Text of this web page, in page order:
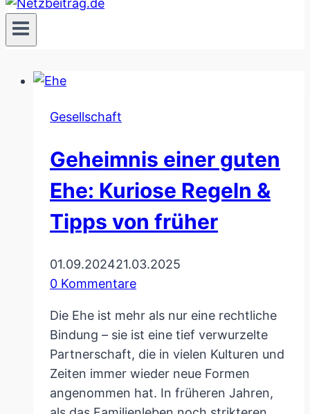
Gesellschaft
Geheimnis einer guten
Ehe: Kuriose Regeln &
Tipps von früher
01.09.202421.03.2025
0 Kommentare
Die Ehe ist mehr als nur eine rechtliche
Bindung – sie ist eine tief verwurzelte
Partnerschaft, die in vielen Kulturen und
Zeiten immer wieder neue Formen
angenommen hat. In früheren Jahren,